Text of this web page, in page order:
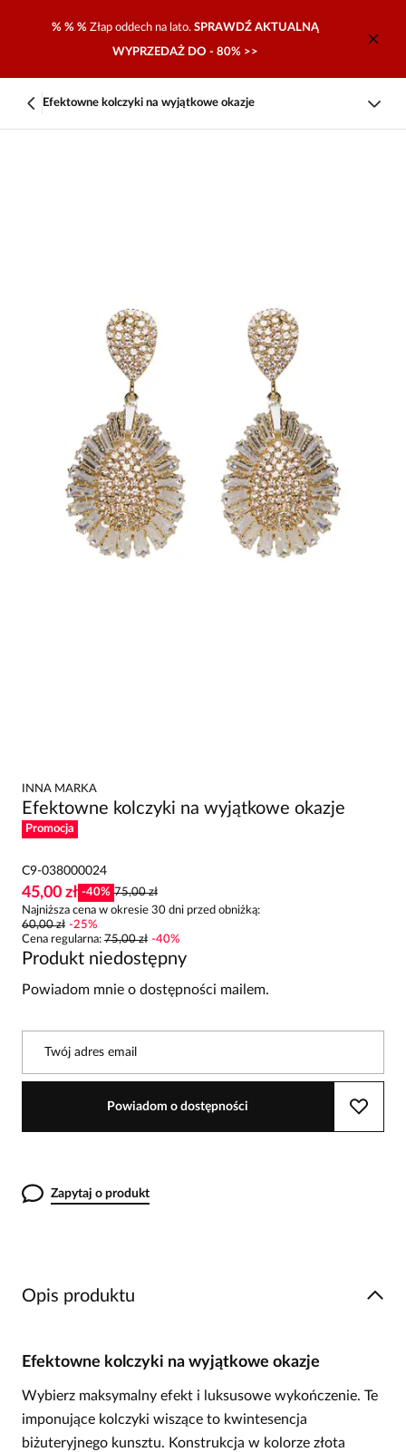
% % % Złap oddech na lato. SPRAWDŹ AKTUALNĄ
WYPRZEDAŻ DO - 80% >>
Efektowne kolczyki na wyjątkowe okazje
INNA MARKA
Efektowne kolczyki na wyjątkowe okazje
Promocja
C9-038000024
45,00 zł -40% 75,00 zł
Najniższa cena w okresie 30 dni przed obniżką:
60,00 zł -25%
Cena regularna: 75,00 zł -40%
Produkt niedostępny
Powiadom mnie o dostępności mailem.
Twój adres email
Powiadom o dostępności
Zapytaj o produkt
Opis produktu
Efektowne kolczyki na wyjątkowe okazje
Wybierz maksymalny efekt i luksusowe wykończenie. Te
imponujące kolczyki wiszące to kwintesencja
biżuteryjnego kunsztu. Konstrukcja w kolorze złota